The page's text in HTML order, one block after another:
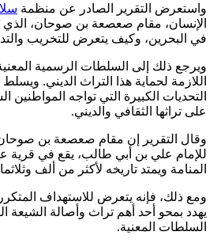
واستعرض التقرير الصادر عن منظمة
الإنسان، مقام صعصعة بن صوحان، الذي
في البحرين، وكيف يتعرض للتخريب
ويرجع ذلك إلى السلطات الرسمية
اللازمة لحماية هذا التراث الديني.
التحديات الكبيرة التي تواجه المواطنين
على تراثها الثقافي والديني.
وقال التقرير إن مقام صعصعة بن صوحان
للإمام علي بن أبي طالب، يقع في
المنامة ويمتد تاريخه لأكثر من ألف
ومع ذلك، فإنه يتعرض للاستهداف المتكرر
يهدد بمحو أحد أهم تراث وأصالة الشيعة
السلطات المعنية.